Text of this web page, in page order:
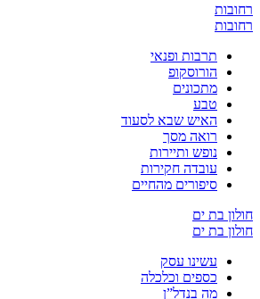
רחובות
רחובות
תרבות ופנאי
הורוסקופ
מתכונים
טבע
האיש שבא לסעוד
רואה מסך
נופש ותיירות
עובדה חקירות
סיפורים מהחיים
חולון בת ים
חולון בת ים
עשינו עסק
כספים וכלכלה
מה בנדל”ן